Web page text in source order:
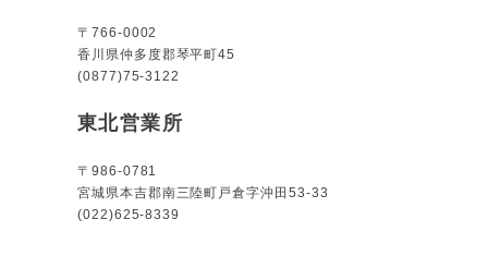
〒766-0002
香川県仲多度郡琴平町45
(0877)75-3122
東北営業所
〒986-0781
宮城県本吉郡南三陸町戸倉字沖田53-33
(022)625-8339